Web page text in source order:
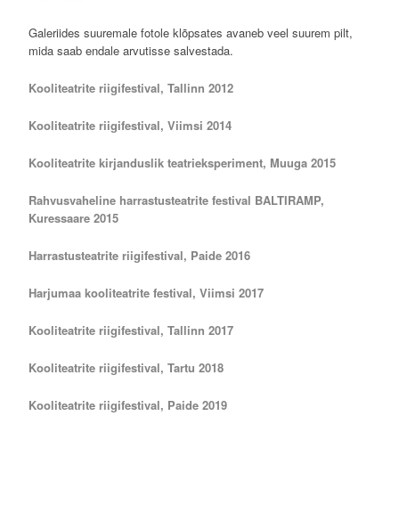
Galeriides suuremale fotole klõpsates avaneb veel suurem pilt,
mida saab endale arvutisse salvestada.
Kooliteatrite riigifestival, Tallinn 2012
Kooliteatrite riigifestival, Viimsi 2014
Kooliteatrite kirjanduslik teatrieksperiment, Muuga 2015
Rahvusvaheline harrastusteatrite festival BALTIRAMP,
Kuressaare 2015
Harrastusteatrite riigifestival, Paide 2016
Harjumaa kooliteatrite festival, Viimsi 2017
Kooliteatrite riigifestival, Tallinn 2017
Kooliteatrite riigifestival, Tartu 2018
Kooliteatrite riigifestival, Paide 2019